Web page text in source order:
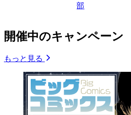
部
開催中のキャンペーン
もっと見る